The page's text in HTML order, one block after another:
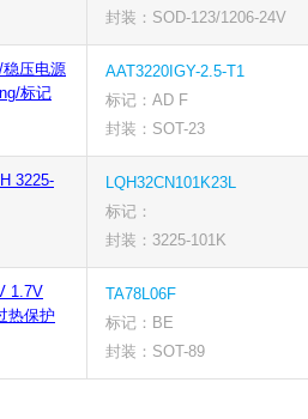
封装：SOD-123/1206-24V
稳压电源
标记
AAT3220IGY-2.5-T1
标记：AD F
封装：SOT-23
3225-
LQH32CN101K23L
标记：
封装：3225-101K
1.7V
热保护
TA78L06F
标记：BE
封装：SOT-89